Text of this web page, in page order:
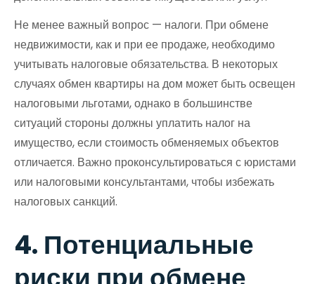
Не менее важный вопрос — налоги. При обмене
недвижимости, как и при ее продаже, необходимо
учитывать налоговые обязательства. В некоторых
случаях обмен квартиры на дом может быть освещен
налоговыми льготами, однако в большинстве
ситуаций стороны должны уплатить налог на
имущество, если стоимость обменяемых объектов
отличается. Важно проконсультироваться с юристами
или налоговыми консультантами, чтобы избежать
налоговых санкций.
4. Потенциальные